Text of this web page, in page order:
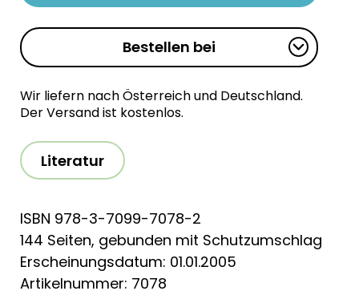
Bestellen bei
Wir liefern nach Österreich und Deutschland.
Der Versand ist kostenlos.
Literatur
ISBN 978-3-7099-7078-2
144 Seiten, gebunden mit Schutzumschlag
Erscheinungsdatum: 01.01.2005
Artikelnummer: 7078